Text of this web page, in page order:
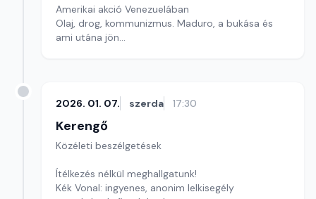
Amerikai akció Venezuelában
Olaj, drog, kommunizmus. Maduro, a bukása és
ami utána jön
2026. 01. 07. szerda 17:30
Kerengő
Közéleti beszélgetések
Ítélkezés nélkül meghallgatunk!
Kék Vonal: ingyenes, anonim lelkisegély